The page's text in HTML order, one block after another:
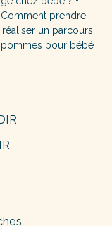
Comment prendre
un parcours
pour bébé